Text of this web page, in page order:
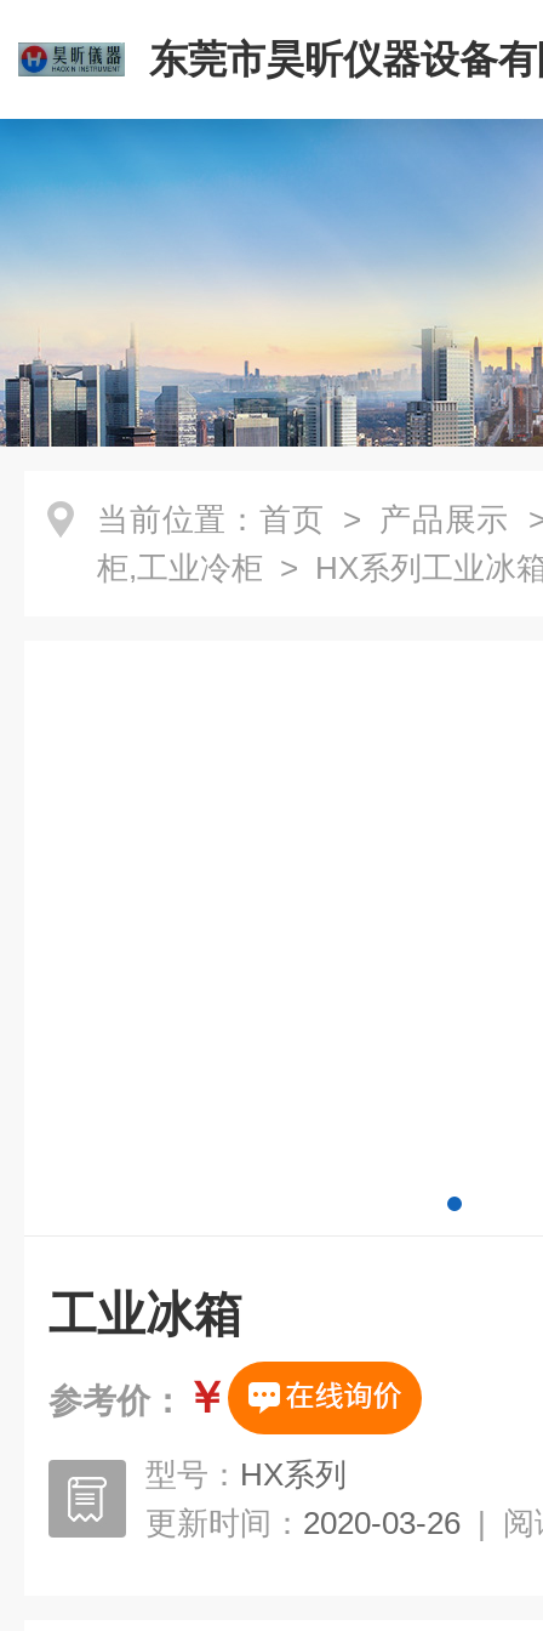
东莞市昊昕仪器设备
当前位置： 首页 > 产品展示
柜,工业冷柜 > HX系列工业冰
工业冰箱
参考价： ￥
型号： HX系列
更新时间： 2020-03-26 | 阅